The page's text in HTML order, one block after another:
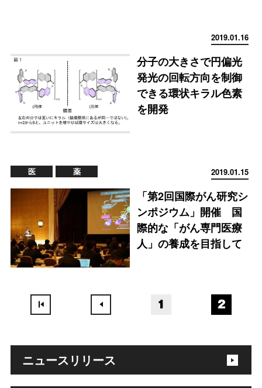
ニュースリリース
2019.01.16
分子の大きさで円偏光
発光の回転方向を制御
できる環状キラル色素
を開発
医 薬 2019.01.15
「第2回国際がん研究シ
ンポジウム」開催 国
際的な「がん専門医療
人」の養成を目指して
1 2